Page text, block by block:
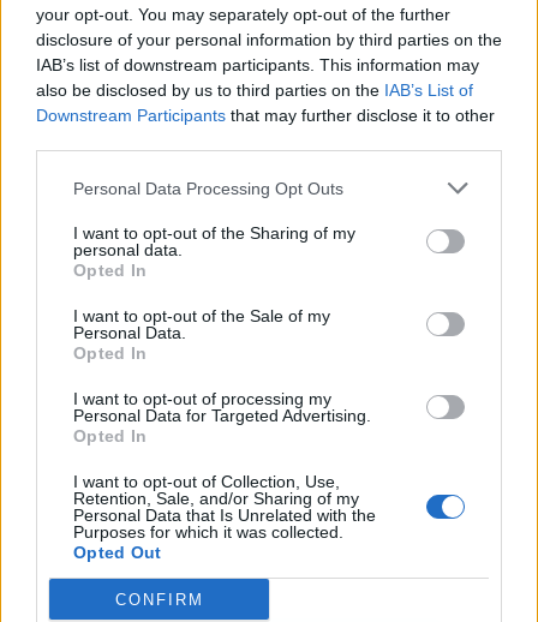
your opt-out. You may separately opt-out of the further
disclosure of your personal information by third parties on the
IAB’s list of downstream participants. This information may
also be disclosed by us to third parties on the IAB’s List of
Downstream Participants that may further disclose it to other
Personal Data Processing Opt Outs
I want to opt-out of the Sharing of my
personal data.
Opted In
I want to opt-out of the Sale of my
Personal Data.
Opted In
I want to opt-out of processing my
Personal Data for Targeted Advertising.
Opted In
I want to opt-out of Collection, Use,
Retention, Sale, and/or Sharing of my
Personal Data that Is Unrelated with the
Purposes for which it was collected.
Opted Out
CONFIRM
Publicidad